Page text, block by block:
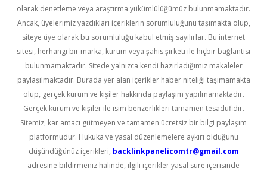
olarak denetleme veya araştırma yükümlülüğümüz bulunmamaktadır.
Ancak, üyelerimiz yazdıkları içeriklerin sorumluluğunu taşımakta olup,
siteye üye olarak bu sorumluluğu kabul etmiş sayılırlar. Bu internet
sitesi, herhangi bir marka, kurum veya şahıs şirketi ile hiçbir bağlantısı
bulunmamaktadır. Sitede yalnızca kendi hazırladığımız makaleler
paylaşılmaktadır. Burada yer alan içerikler haber niteliği taşımamakta
olup, gerçek kurum ve kişiler hakkında paylaşım yapılmamaktadır.
Gerçek kurum ve kişiler ile isim benzerlikleri tamamen tesadüfidir.
Sitemiz, kar amacı gütmeyen ve tamamen ücretsiz bir bilgi paylaşım
platformudur. Hukuka ve yasal düzenlemelere aykırı olduğunu
düşündüğünüz içerikleri, backlinkpanelicomtr@gmail.com
adresine bildirmeniz halinde, ilgili içerikler yasal süre içerisinde